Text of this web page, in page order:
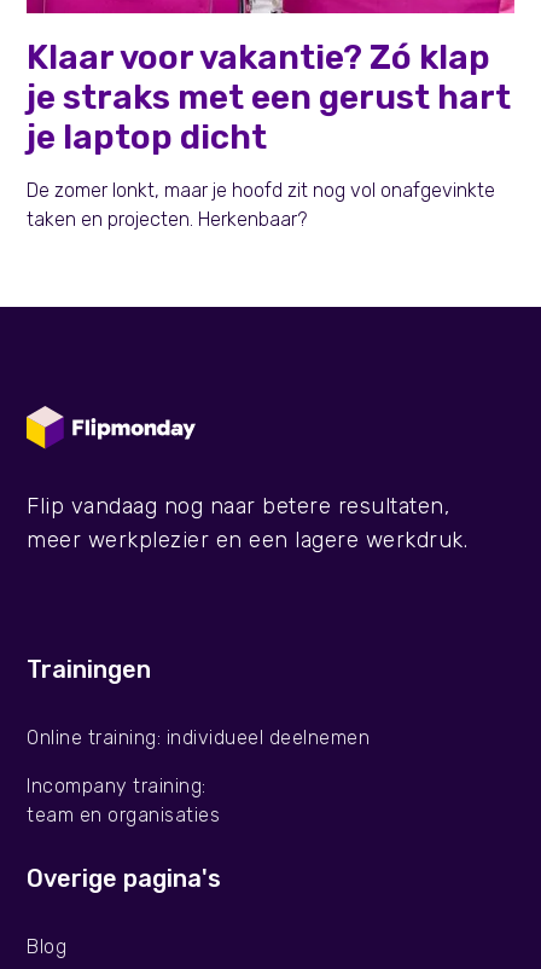
Persoonlijke effectiviteit
Klaar voor vakantie? Zó klap
je straks met een gerust hart
je laptop dicht
De zomer lonkt, maar je hoofd zit nog vol onafgevinkte
taken en projecten. Herkenbaar?
Flip vandaag nog naar betere resultaten,
meer werkplezier en een lagere werkdruk.
Trainingen
Online training: individueel deelnemen
Incompany training:
team en organisaties
Overige pagina's
Blog